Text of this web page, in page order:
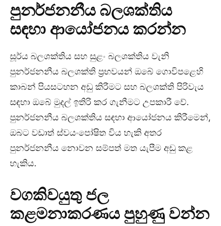
පුනර්ජනනීය බලශක්තිය
සඳහා ආයෝජනය කරන්න
සූර්ය බලශක්තිය සහ සුළං බලශක්තිය වැනි
පුනර්ජනනීය බලශක්ති ප්‍රභවයන් ඔබේ ගොවිපළෙහි
කාබන් පියසටහන අඩු කිරීමට සහ බලශක්ති පිරිවැය
සඳහා ඔබේ මුදල් ඉතිරි කර ගැනීමට උපකාරී වේ.
පුනර්ජනනීය බලශක්තිය සඳහා ආයෝජනය කිරීමෙන්,
ඔබට වඩාත් ස්වයංපෝෂිත විය හැකි අතර
පුනර්ජනනීය නොවන සම්පත් මත යැපීම අඩු කළ
හැකිය.
වගකිවයුතු ජල
කළමනාකරණය පුහුණු වන්න